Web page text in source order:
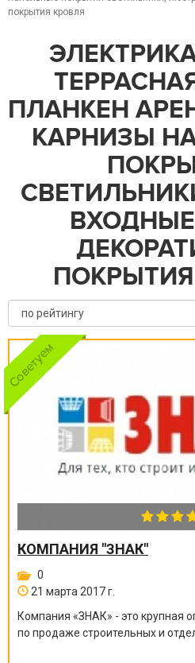
покрытия кровля
ПЛАНКЕН
КАРНИЗЫ
КОМПАНИЯ "ЗНАК"
0
21 марта 2017 г.
Компания «ЗНАК» - это крупная
по продаже строительных и